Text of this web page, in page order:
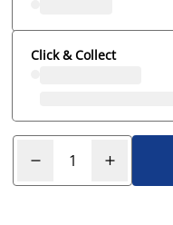
Click & Collect